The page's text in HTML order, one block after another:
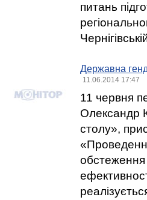
питань
Державна
11.06.2014 17:47
11 червня
Олександр
столу»,
обстеження